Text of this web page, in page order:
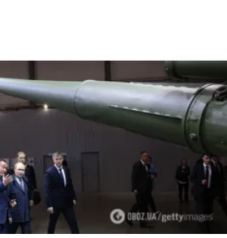
возможностей", а Трамп
ракет: как быть Украине?
закончатся баллистические
подчеркнул эксперт